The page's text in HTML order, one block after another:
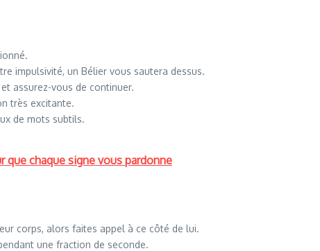
impulsivité, un Bélier vous sautera dessus.
assurez-vous de continuer.
très excitante.
de mots subtils.
que chaque signe vous pardonne
corps, alors faites appel à ce côté de lui.
une fraction de seconde.